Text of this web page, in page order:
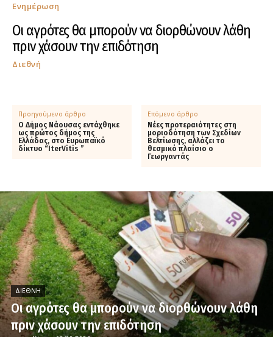
Ενημέρωση
Οι αγρότες θα μπορούν να διορθώνουν λάθη
πριν χάσουν την επιδότηση
Διεθνή
Προηγούμενο άρθρο
Ο Δήμος Νάουσας εντάχθηκε
ως πρώτος δήμος της
Ελλάδας, στο Ευρωπαϊκό
δίκτυο “IterVitis ”
Επόμενο άρθρο
Νέες προτεραιότητες στη
μοριοδότηση των Σχεδίων
Βελτίωσης, αλλάζει το
θεσμικό πλαίσιο ο
Γεωργαντάς
ΔΙΕΘΝΉ
Οι αγρότες θα μπορούν να διορθώνουν λάθη
πριν χάσουν την επιδότηση